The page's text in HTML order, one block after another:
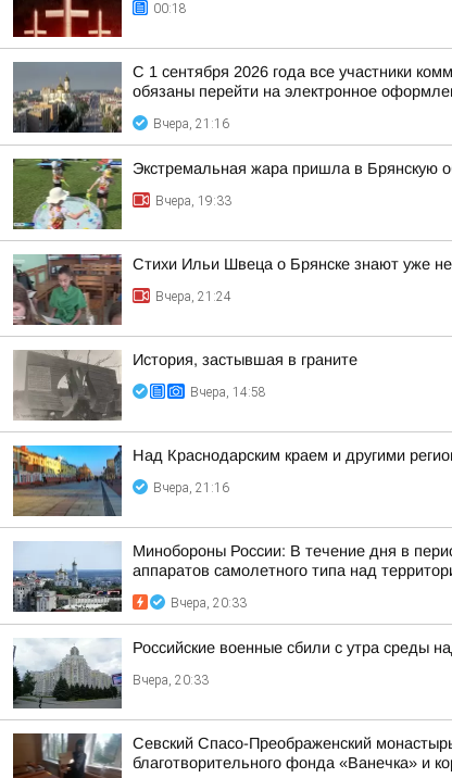
00:18
С 1 сентября 2026 года все участники
обязаны перейти на электронное
Вчера, 21:16
Экстремальная жара пришла в Брянскую
Вчера, 19:33
Стихи Ильи Швеца о Брянске знают уже
Вчера, 21:24
История, застывшая в граните
Вчера, 14:58
Над Краснодарским краем и другими
Вчера, 21:16
Минобороны России: В течение дня в
аппаратов самолетного типа над
Вчера, 20:33
Российские военные сбили с утра среды
Вчера, 20:33
Севский Спасо-Преображенский
благотворительного фонда «Ванечка» и